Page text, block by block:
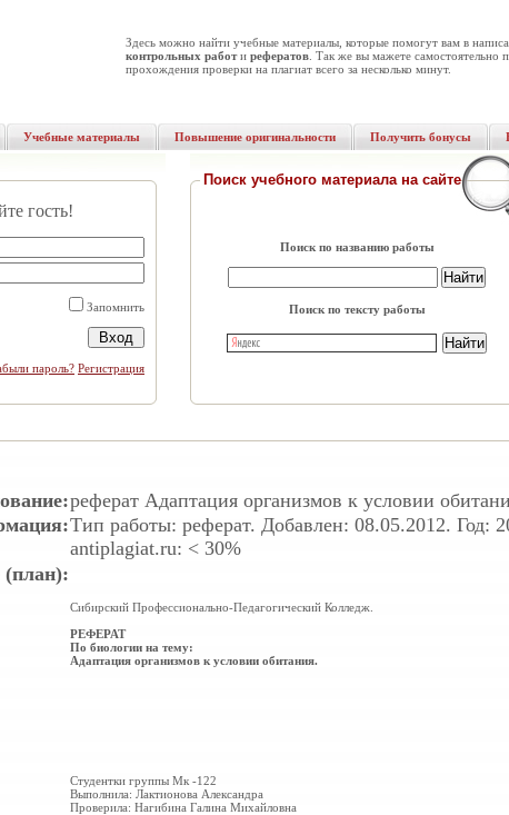
Здесь можно найти учебные материалы, которые помогут вам в
контрольных работи рефератов . Так же вы мажете самостоятельно
прохождения проверки на плагиат всего за несколько минут.
Учебные материалы Повышение оригинальности Получить бонусы
гость!
Запомнить
пароль? Регистрация
Поиск учебного материала на сайте
Поиск по названию работы
Поиск по тексту работы
реферат Адаптация организмов к условии
Тип работы: реферат. Добавлен: 08.05.2012. Год:
antiplagiat.ru: < 30%
(план):
Сибирский Профессионально-Педагогический Колледж.
РЕФЕРАТ
По биологии на тему:
Адаптация организмов к условии обитания.
Студентки группы Мк -122
Выполнила: Лактионова Александра
Проверила: Нагибина Галина Михайловна